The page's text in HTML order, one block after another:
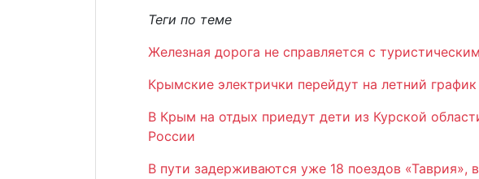
Теги по теме
Железная дорога не справляется с
Крымские электрички перейдут на летний
В Крым на отдых приедут дети из Курской
России
В пути задерживаются уже 18 поездов «Таврия»,